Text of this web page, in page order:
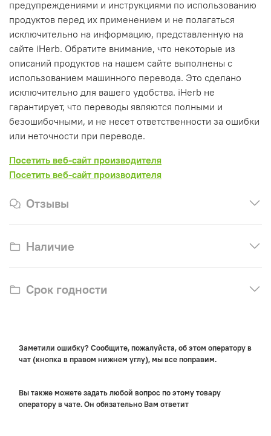
предупреждениями и инструкциями по использованию
продуктов перед их применением и не полагаться
исключительно на информацию, представленную на
сайте iHerb. Обратите внимание, что некоторые из
описаний продуктов на нашем сайте выполнены с
использованием машинного перевода. Это сделано
исключительно для вашего удобства. iHerb не
гарантирует, что переводы являются полными и
безошибочными, и не несет ответственности за ошибки
или неточности при переводе.
Посетить веб-сайт производителя
Посетить веб-сайт производителя
Отзывы
Наличие
Срок годности
Заметили ошибку? Сообщите, пожалуйста, об этом оператору в
чат (кнопка в правом нижнем углу), мы все поправим.
Вы также можете задать любой вопрос по этому товару
оператору в чате. Он обязательно Вам ответит